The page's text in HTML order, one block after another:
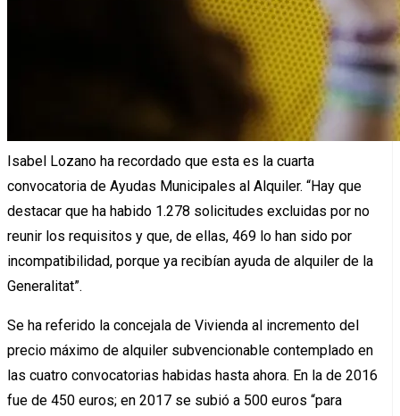
Isabel Lozano ha recordado que esta es la cuarta
convocatoria de Ayudas Municipales al Alquiler. “Hay que
destacar que ha habido 1.278 solicitudes excluidas por no
reunir los requisitos y que, de ellas, 469 lo han sido por
incompatibilidad, porque ya recibían ayuda de alquiler de la
Generalitat”.
Se ha referido la concejala de Vivienda al incremento del
precio máximo de alquiler subvencionable contemplado en
las cuatro convocatorias habidas hasta ahora. En la de 2016
fue de 450 euros; en 2017 se subió a 500 euros “para